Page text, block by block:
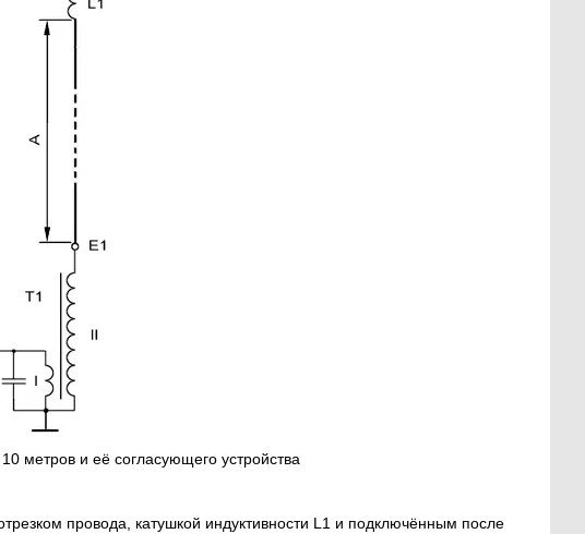
метров и её согласующего устройства
провода, катушкой индуктивности L1 и подключённым после